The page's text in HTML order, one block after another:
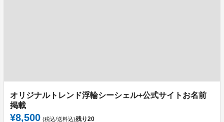
オリジナルトレンド浮輪シーシェル+公式サイトお名前
掲載
¥8,500 (税込/送料込)残り20